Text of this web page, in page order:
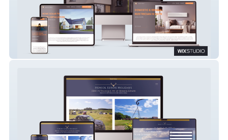
SULIS ELECTRICAL